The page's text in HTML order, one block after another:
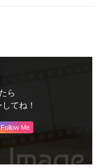
ら
てね！
Follow Me